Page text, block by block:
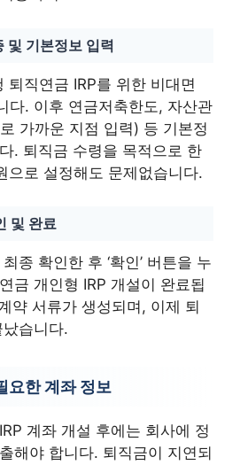
및 기본정보 입력
퇴직연금 IRP를 위한 비대면
다. 이후 연금저축한도, 자산관
가까운 지점 입력) 등 기본정
. 퇴직금 수령을 목적으로 한
으로 설정해도 문제없습니다.
및 완료
종 확인한 후 ‘확인’ 버튼을 누
금 개인형 IRP 개설이 완료됩
약 서류가 생성되며, 이제 퇴
습니다.
요한 계좌 정보
계좌 개설 후에는 회사에 정
해야 합니다. 퇴직금이 지연되